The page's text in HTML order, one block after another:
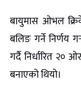
बायुमास ओभल
बलिङ गर्ने निर्णय
गर्दै निर्धारित
बनाएको थियो।